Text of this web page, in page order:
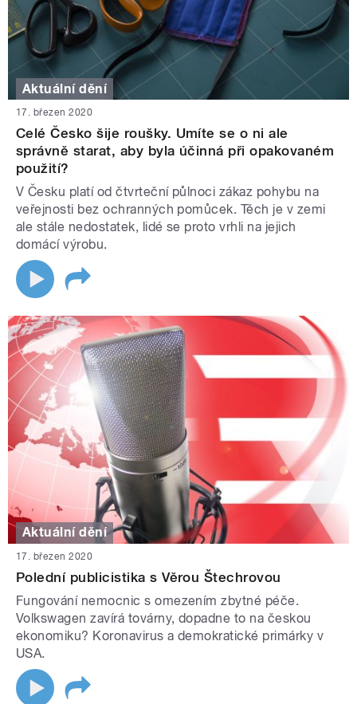
Aktuální dění
17. březen 2020
Celé Česko šije roušky. Umíte se o ni ale
správně starat, aby byla účinná při opakovaném
použití?
V Česku platí od čtvrteční půlnoci zákaz pohybu na
veřejnosti bez ochranných pomůcek. Těch je v zemi
ale stále nedostatek, lidé se proto vrhli na jejich
domácí výrobu.
Aktuální dění
17. březen 2020
Polední publicistika s Věrou Štechrovou
Fungování nemocnic s omezením zbytné péče.
Volkswagen zavírá továrny, dopadne to na českou
ekonomiku? Koronavirus a demokratické primárky v
USA.